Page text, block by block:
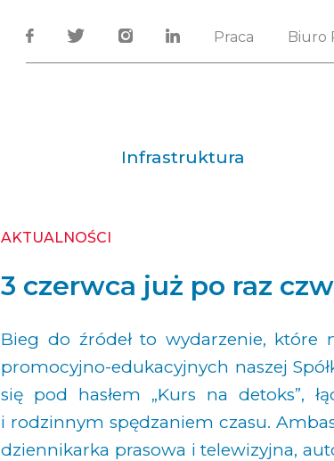
Praca Biuro
Infrastruktura
AKTUALNOŚCI
3 czerwca już po raz
Bieg do źródeł to wydarzenie, które
promocyjno-edukacyjnych naszej
się pod hasłem „Kurs na detoks”,
i rodzinnym spędzaniem czasu.
dziennikarka prasowa i telewizyjna,